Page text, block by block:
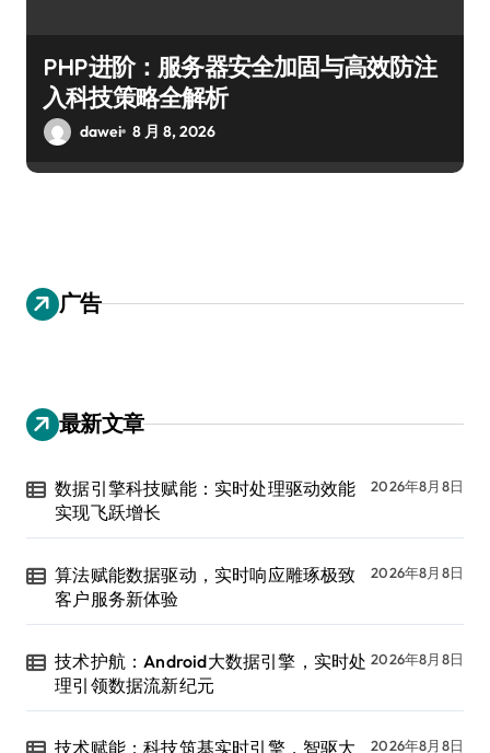
PHP进阶：服务器安全加固与高效防注
入科技策略全解析
dawei 8 月 8, 2026
广告
最新文章
数据引擎科技赋能：实时处理驱动效能
实现飞跃增长
2026年8月8日
算法赋能数据驱动，实时响应雕琢极致
客户服务新体验
2026年8月8日
技术护航：Android大数据引擎，实时处
理引领数据流新纪元
2026年8月8日
技术赋能：科技筑基实时引擎，智驱大 2026年8月8日